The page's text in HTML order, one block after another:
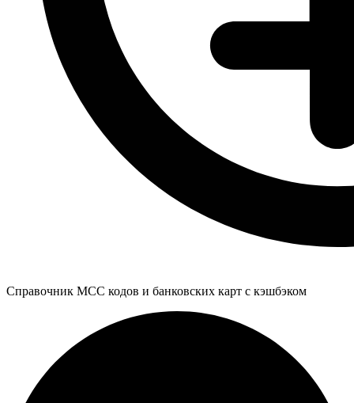
Справочник MCC кодов и банковских карт с кэшбэком